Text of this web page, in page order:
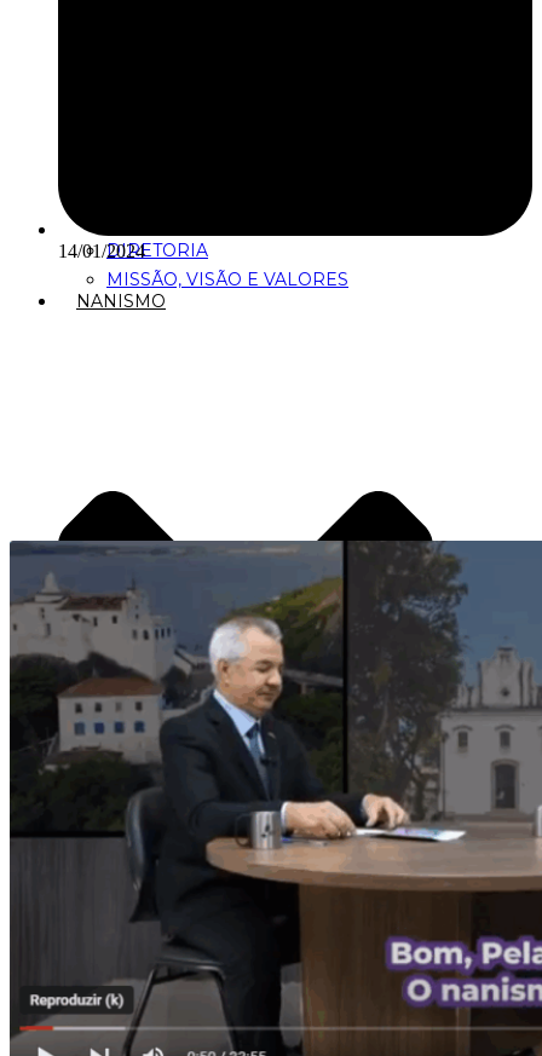
DIRETORIA
MISSÃO, VISÃO E VALORES
NANISMO
PERGUNTAS FREQUENTES
LEGISLAÇÃO
TIPOS DE NANISMO
DOWNLOADS
FIQUE POR DENTRO
14/01/2024